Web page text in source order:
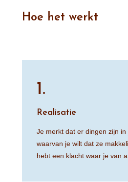
Hoe het werkt
1.
Realisatie
Je merkt dat er dingen zijn in
waarvan je wilt dat ze
hebt een klacht waar je van